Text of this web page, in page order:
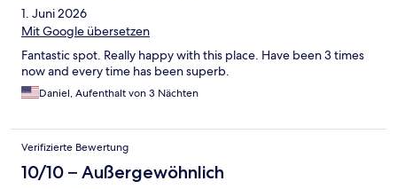
1. Juni 2026
Mit Google übersetzen
Fantastic spot. Really happy with this place. Have been 3 times
now and every time has been superb.
Daniel, Aufenthalt von 3 Nächten
Verifizierte Bewertung
10/10 – Außergewöhnlich